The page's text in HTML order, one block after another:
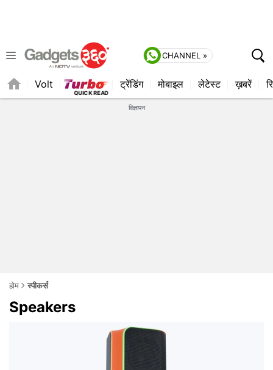
CHANNEL »
Volt ट्रेंडिंग मोबाइल लेटेस्ट ख़बरें
विज्ञापन
होम स्पीकर्स
Speakers